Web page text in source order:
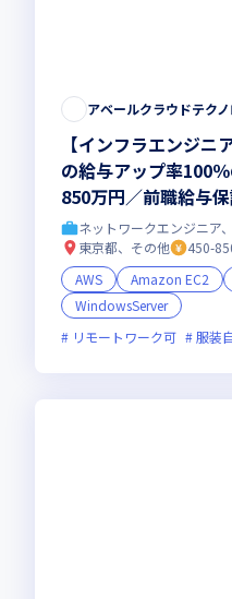
【インフラエンジ
の給与アップ率100
850万円／前職給与
界・大手長期案件多
5h／選べる案件選択
ネットワークエンジニア
東京都、その他
450-
AWS
Amazon EC2
WindowsServer
リモートワーク可
服装